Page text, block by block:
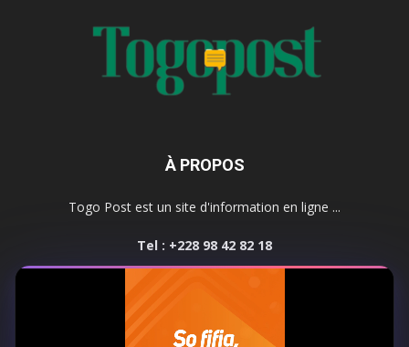
À PROPOS
Togo Post est un site d'information en ligne ...
Tel : +228 98 42 82 18